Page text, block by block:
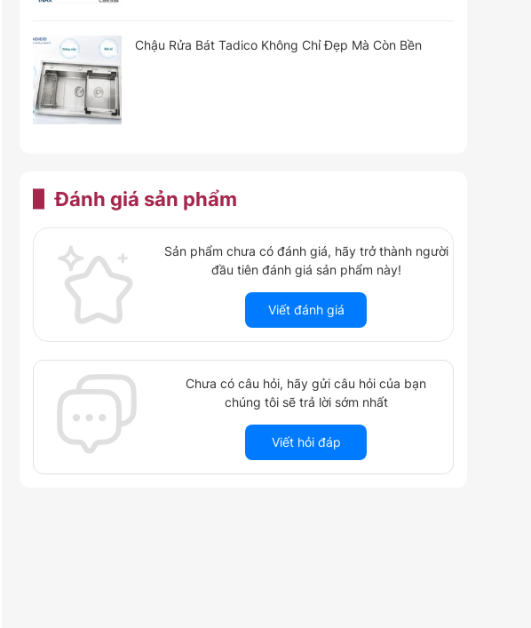
Chậu Rửa Bát Tadico Không Chỉ Đẹp Mà Còn Bền
Đánh giá sản phẩm
Sản phẩm chưa có đánh giá, hãy trở thành người
đầu tiên đánh giá sản phẩm này!
Viết đánh giá
Chưa có câu hỏi, hãy gửi câu hỏi của bạn
chúng tôi sẽ trả lời sớm nhất
Viết hỏi đáp